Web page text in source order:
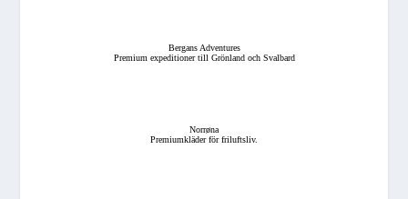
Bergans Adventures
Premium expeditioner till Grönland och Svalbard
Norrøna
Premiumkläder för friluftsliv.